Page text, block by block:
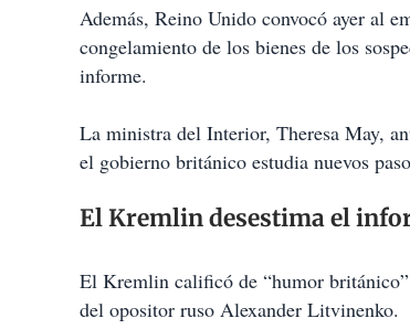
Además, Reino Unido convocó ayer al
congelamiento de los bienes de los
informe.
La ministra del Interior, Theresa May,
el gobierno británico estudia nuevos
El Kremlin desestima el
El Kremlin calificó de “humor
del opositor ruso Alexander Litvinenko.